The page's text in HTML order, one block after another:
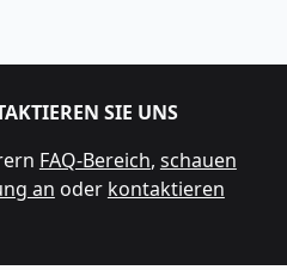
SIE UNS
FAQ-Bereich, schauen
an oder kontaktieren